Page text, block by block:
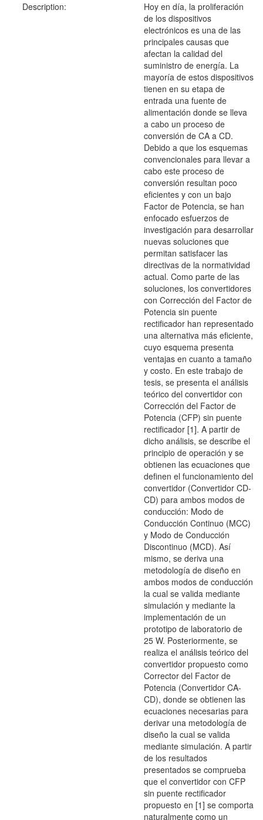
Description:
Hoy en día, la proliferación
de los dispositivos
electrónicos es una de las
principales causas que
afectan la calidad del
suministro de energía. La
mayoría de estos dispositivos
tienen en su etapa de
entrada una fuente de
alimentación donde se lleva
a cabo un proceso de
conversión de CA a CD.
Debido a que los esquemas
convencionales para llevar a
cabo este proceso de
conversión resultan poco
eficientes y con un bajo
Factor de Potencia, se han
enfocado esfuerzos de
investigación para desarrollar
nuevas soluciones que
permitan satisfacer las
directivas de la normatividad
actual. Como parte de las
soluciones, los convertidores
con Corrección del Factor de
Potencia sin puente
rectificador han representado
una alternativa más eficiente,
cuyo esquema presenta
ventajas en cuanto a tamaño
y costo. En este trabajo de
tesis, se presenta el análisis
teórico del convertidor con
Corrección del Factor de
Potencia (CFP) sin puente
rectificador [1]. A partir de
dicho análisis, se describe el
principio de operación y se
obtienen las ecuaciones que
definen el funcionamiento del
convertidor (Convertidor CD-
CD) para ambos modos de
conducción: Modo de
Conducción Continuo (MCC)
y Modo de Conducción
Discontinuo (MCD). Así
mismo, se deriva una
metodología de diseño en
ambos modos de conducción
la cual se valida mediante
simulación y mediante la
implementación de un
prototipo de laboratorio de
25 W. Posteriormente, se
realiza el análisis teórico del
convertidor propuesto como
Corrector del Factor de
Potencia (Convertidor CA-
CD), donde se obtienen las
ecuaciones necesarias para
derivar una metodología de
diseño la cual se valida
mediante simulación. A partir
de los resultados
presentados se comprueba
que el convertidor con CFP
sin puente rectificador
propuesto en [1] se comporta
naturalmente como un